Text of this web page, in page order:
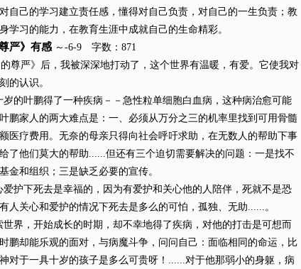
自己的学习建立责任感，懂得对自己负责，对自己的一生负责；教
学习的能力，在教育生涯中成就自己的生命精彩。
严》有感～-6-9 字数：871
尊严》后，我被深深地打动了，这个世界有温暖，有爱。它使我对
的认识。
的叶鹏得了一种疾病－－急性粒单细胞白血病，这种病治愈可能
鹏家人的两大难点是：一、必须从万分之三的机率里找到可用骨髓
医疗费用。无奈的母亲只得向社会呼吁求助，在无数人的帮助下事
了他们莫大的帮助......但还有三个迫切需要解决的问题：一是找不
金和组织；三是缺乏必要的宣传。
护下死去是幸福的，因为有爱护和关心他的人陪伴，死就不是恐
人关心和爱护的情况下死去是多么的可怕，孤独、无助......。
界，开始成长的时期，却不幸地得了疾病，对他的打击是可想而
鹏却能乐观的面对，与病魔斗争，问问自己：面临相同的命运，比
对于一具十岁的孩子是多么可贵呀！......对于他那弱小的身躯，病